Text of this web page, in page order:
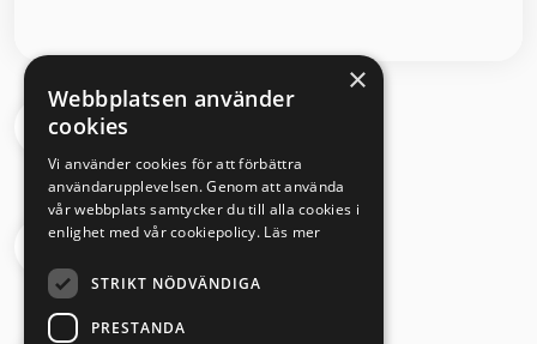
Segloravägen 6 504 64 Borås
033 - 430 08 00
×
Webbplatsen använder
cookies
Vi använder cookies för att förbättra
användarupplevelsen. Genom att använda
vår webbplats samtycker du till alla cookies i
enlighet med vår cookiepolicy. Läs mer
STRIKT NÖDVÄNDIGA
PRESTANDA